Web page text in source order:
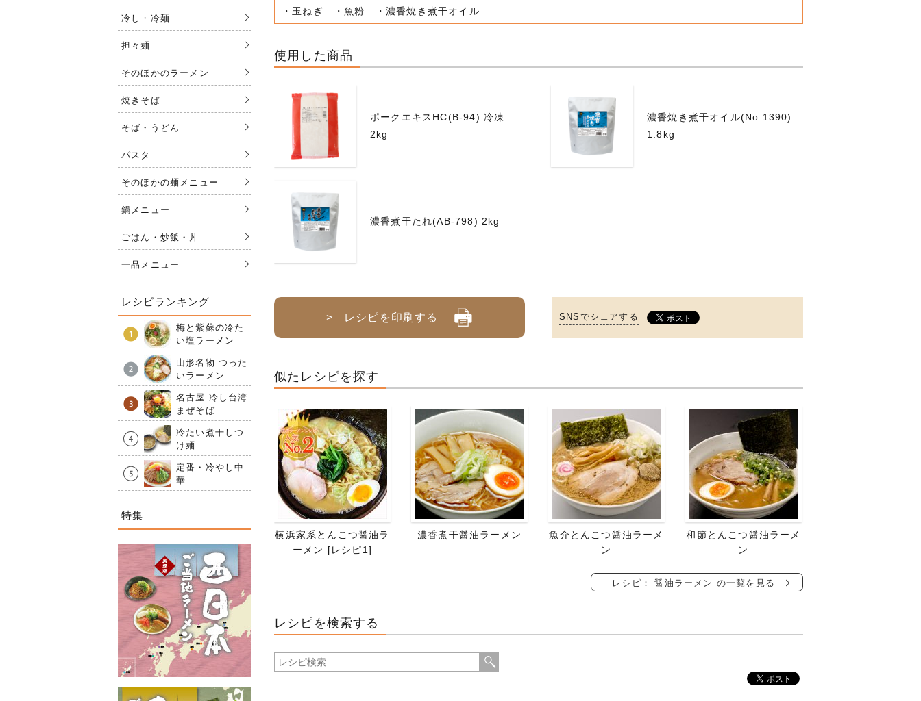
・玉ねぎ ・魚粉 ・濃香焼き煮干オイル
使用した商品
ポークエキスHC(B-94) 冷凍
2kg
濃香焼き煮干オイル(No.1390)
1.8kg
濃香煮干たれ(AB-798) 2kg
> レシピを印刷する SNSでシェアする
似たレシピを探す
横浜家系とんこつ醤油ラ
ーメン [レシピ1]
濃香煮干醤油ラーメン
魚介とんこつ醤油ラーメ
ン
和節とんこつ醤油ラーメ
ン
レシピ： 醤油ラーメン の一覧を見る
レシピを検索する
冷し・冷麺
担々麺
そのほかのラーメン
焼きそば
そば・うどん
パスタ
そのほかの麺メニュー
鍋メニュー
ごはん・炒飯・丼
一品メニュー
レシピランキング
梅と紫蘇の冷た
い塩ラーメン
山形名物 つった
いラーメン
名古屋 冷し台湾
まぜそば
冷たい煮干しつ
け麺
定番・冷やし中
華
特集